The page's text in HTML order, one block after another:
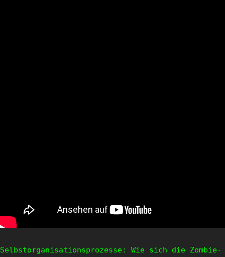
Selbstorganisationsprozesse: Wie sich die Zombie-